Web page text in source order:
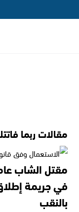
مقالات ربما
مقتل الشاب
في جريمة
بالنقب